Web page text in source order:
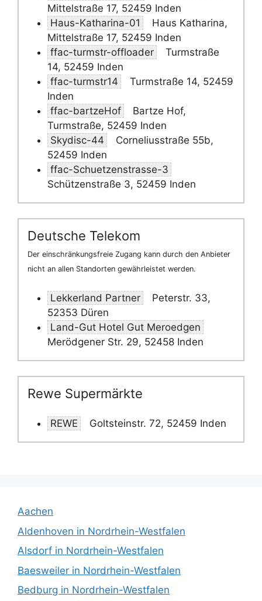
Mittelstraße 17, 52459 Inden
Haus-Katharina-01
Haus Katharina,
Mittelstraße 17, 52459 Inden
ffac-turmstr-offloader
Turmstraße
14, 52459 Inden
ffac-turmstr14
Turmstraße 14, 52459
Inden
ffac-bartzeHof
Bartze Hof,
Turmstraße, 52459 Inden
Skydisc-44
Corneliusstraße 55b,
52459 Inden
ffac-Schuetzenstrasse-3
Schützenstraße 3, 52459 Inden
Deutsche Telekom
Der einschränkungsfreie Zugang kann durch den Anbieter
nicht an allen Standorten gewährleistet werden.
Lekkerland Partner
Peterstr. 33,
52353 Düren
Land-Gut Hotel Gut Meroedgen
Merödgener Str. 29, 52458 Inden
Rewe Supermärkte
REWE Goltsteinstr. 72, 52459 Inden
Aachen
Aldenhoven in Nordrhein-Westfalen
Alsdorf in Nordrhein-Westfalen
Baesweiler in Nordrhein-Westfalen
Bedburg in Nordrhein-Westfalen